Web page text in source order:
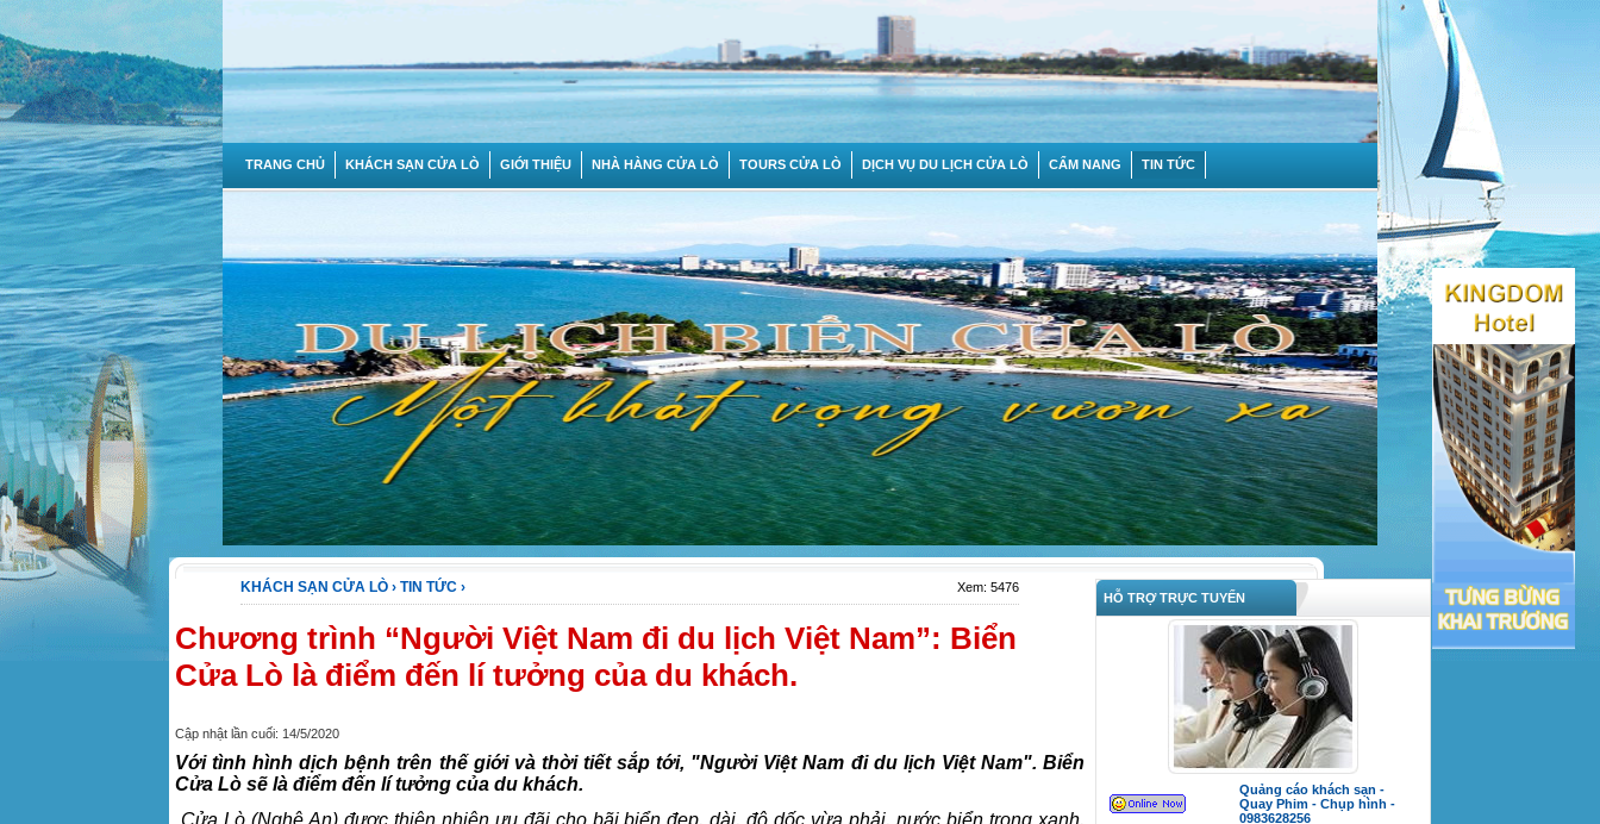
TRANG CHỦ KHÁCH SẠN CỬA LÒ GIỚI THIỆU NHÀ HÀNG CỬA LÒ TOURS CỬA LÒ DỊCH VỤ DU LỊCH CỬA LÒ CẨM NANG TIN TỨC
KHÁCH SẠN CỬA LÒ › TIN TỨC › Xem: 5476
Chương trình “Người Việt Nam đi du lịch Việt Nam”: Biển
Cửa Lò là điểm đến lí tưởng của du khách.
Cập nhật lần cuối: 14/5/2020
Với tình hình dịch bệnh trên thế giới và thời tiết sắp tới, "Người Việt Nam đi du lịch Việt Nam". Biển
Cửa Lò sẽ là điểm đến lí tưởng của du khách.
Cửa Lò (Nghệ An) được thiên nhiên ưu đãi cho bãi biển đẹp, dài, độ dốc vừa phải, nước biển trong xanh.
HỖ TRỢ TRỰC TUYẾN
Quảng cáo khách sạn -
Quay Phim - Chụp hình -
0983628256